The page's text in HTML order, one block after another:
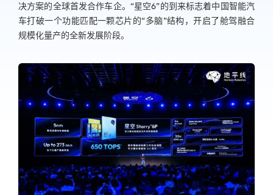
决方案的全球首发合作车企。“星空6”的到来标志着中国智能汽
车打破一个功能匹配一颗芯片的“多脑”结构，开启了舱驾融合
规模化量产的全新发展阶段。